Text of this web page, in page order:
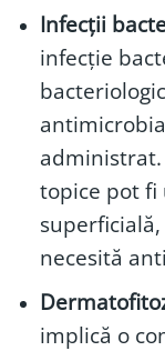
Infecții
infecție
topice pot
necesită
implică o